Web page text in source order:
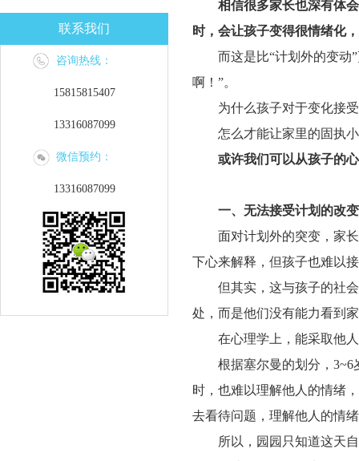
联系我们
咨询热线：
15815815407
13316087099
微信预约：
13316087099
相信很多家长也深有体
时，会让孩子变得很情绪化
而这是比“计划外的变动
啊！”。
为什么孩子对于变化接
怎么才能让家里的固执
或许我们可以从孩子的
一、 无法接受计划的改
面对计划外的突变，家
下心来解释，但孩子也难以
但其实，这与孩子的社
处，而是他们没有能力看到
在心理学上，能采取他
根据塞尔曼的划分， 3~6
时，也难以理解他人的情绪
去看待问题，理解他人的情
所以，园园只知道这天